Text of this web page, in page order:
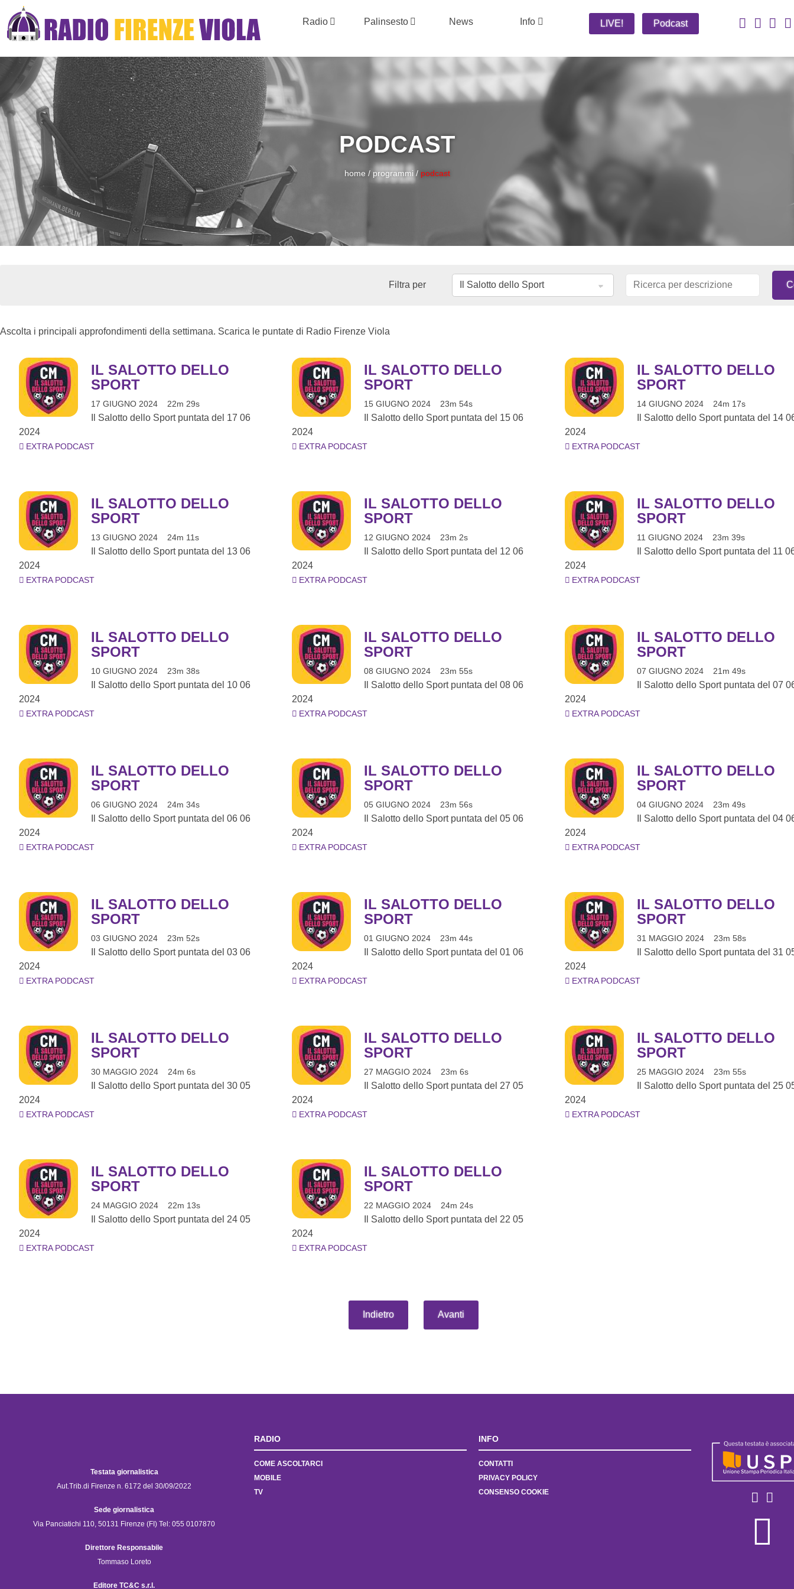
Radio Palinsesto News Info LIVE! Podcast
PODCAST
home / programmi / podcast
Filtra per
Ascolta i principali approfondimenti della settimana. Scarica le puntate di Radio Firenze Viola
IL SALOTTO DELLO
SPORT
17 GIUGNO 2024 22m 29s
Il Salotto dello Sport puntata del 17 06
2024
EXTRA PODCAST
IL SALOTTO DELLO
SPORT
15 GIUGNO 2024 23m 54s
Il Salotto dello Sport puntata del 15 06
2024
EXTRA PODCAST
IL SALOTTO DELLO
SPORT
14 GIUGNO 2024 24m 17s
Il Salotto dello Sport puntata del 14
2024
EXTRA PODCAST
IL SALOTTO DELLO
SPORT
13 GIUGNO 2024 24m 11s
Il Salotto dello Sport puntata del 13 06
2024
EXTRA PODCAST
IL SALOTTO DELLO
SPORT
12 GIUGNO 2024 23m 2s
Il Salotto dello Sport puntata del 12 06
2024
EXTRA PODCAST
IL SALOTTO DELLO
SPORT
11 GIUGNO 2024 23m 39s
Il Salotto dello Sport puntata del 11
2024
EXTRA PODCAST
IL SALOTTO DELLO
SPORT
10 GIUGNO 2024 23m 38s
Il Salotto dello Sport puntata del 10 06
2024
EXTRA PODCAST
IL SALOTTO DELLO
SPORT
08 GIUGNO 2024 23m 55s
Il Salotto dello Sport puntata del 08 06
2024
EXTRA PODCAST
IL SALOTTO DELLO
SPORT
07 GIUGNO 2024 21m 49s
Il Salotto dello Sport puntata del 07
2024
EXTRA PODCAST
IL SALOTTO DELLO
SPORT
06 GIUGNO 2024 24m 34s
Il Salotto dello Sport puntata del 06 06
2024
EXTRA PODCAST
IL SALOTTO DELLO
SPORT
05 GIUGNO 2024 23m 56s
Il Salotto dello Sport puntata del 05 06
2024
EXTRA PODCAST
IL SALOTTO DELLO
SPORT
04 GIUGNO 2024 23m 49s
Il Salotto dello Sport puntata del 04
2024
EXTRA PODCAST
IL SALOTTO DELLO
SPORT
03 GIUGNO 2024 23m 52s
Il Salotto dello Sport puntata del 03 06
2024
EXTRA PODCAST
IL SALOTTO DELLO
SPORT
01 GIUGNO 2024 23m 44s
Il Salotto dello Sport puntata del 01 06
2024
EXTRA PODCAST
IL SALOTTO DELLO
SPORT
31 MAGGIO 2024 23m 58s
Il Salotto dello Sport puntata del 31
2024
EXTRA PODCAST
IL SALOTTO DELLO
SPORT
30 MAGGIO 2024 24m 6s
Il Salotto dello Sport puntata del 30 05
2024
EXTRA PODCAST
IL SALOTTO DELLO
SPORT
27 MAGGIO 2024 23m 6s
Il Salotto dello Sport puntata del 27 05
2024
EXTRA PODCAST
IL SALOTTO DELLO
SPORT
25 MAGGIO 2024 23m 55s
Il Salotto dello Sport puntata del 25
2024
EXTRA PODCAST
IL SALOTTO DELLO
SPORT
24 MAGGIO 2024 22m 13s
Il Salotto dello Sport puntata del 24 05
2024
EXTRA PODCAST
IL SALOTTO DELLO
SPORT
22 MAGGIO 2024 24m 24s
Il Salotto dello Sport puntata del 22 05
2024
EXTRA PODCAST
Indietro Avanti
Testata giornalistica
Aut.Trib.di Firenze n. 6172 del 30/09/2022
Sede giornalistica
Via Panciatichi 110, 50131 Firenze (FI) Tel: 055 0107870
Direttore Responsabile
Tommaso Loreto
Editore TC&C s.r.l.
RADIO
COME ASCOLTARCI
MOBILE
TV
INFO
CONTATTI
PRIVACY POLICY
CONSENSO COOKIE